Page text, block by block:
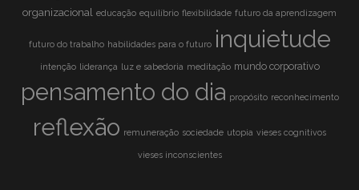
organizacional educação equilíbrio flexibilidade futuro da aprendizagem
futuro do trabalho habilidades para o futuro inquietude
intenção liderança luz e sabedoria meditação mundo corporativo
pensamento do dia propósito reconhecimento
reflexão remuneração sociedade utopia vieses cognitivos
vieses inconscientes